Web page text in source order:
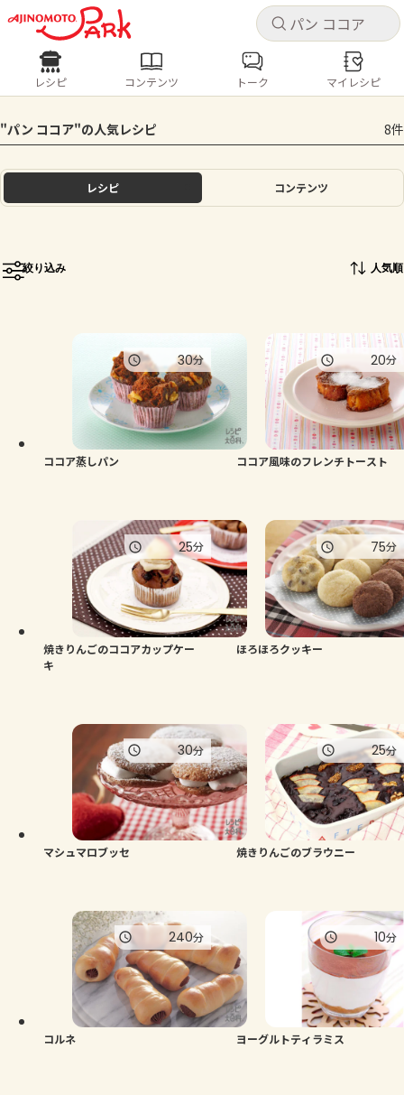
キャ
ログインするとレシピを保存できます
ログイン
ホーム
トーク
よくあるお問い合わせ
お買い物
キャ
レシピ コンテンツ
人気の食材・レシピ
きゅうり なす トマト とうもろこし
ピーマン
レシピ コンテンツ トーク マイレシピ
"パン ココア"の人気レシピ 8件
レシピ コンテンツ
絞り込み 人気順
ココア蒸しパン
30分
ココア風味のフレンチトースト
20分
焼きりんごのココアカップケー
キ
25分
ほろほろクッキー
75分
マシュマロブッセ
30分
焼きりんごのブラウニー
25分
コルネ
240分
ヨーグルトティラミス
10分